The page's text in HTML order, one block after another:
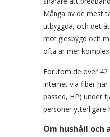
Många av de mest
utbyggda, och det
mot glesbygd och
ofta är mer
Förutom de över
internet via fiber
passed, HP) under
personer ytterligare
Om hushåll och